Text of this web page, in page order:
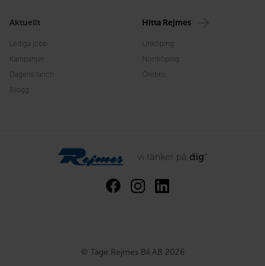
Aktuellt
Lediga jobb
Kampanjer
Dagens lunch
Blogg
Hitta Rejmes
Linköping
Norrköping
Örebro
© Tage Rejmes Bil AB 2026